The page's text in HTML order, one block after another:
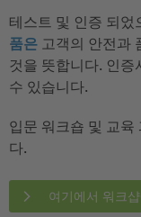
테스트 및 인증 되었
품은 고객의 안전과
것을 뜻합니다. 인
수 있습니다.
입문 워크숍 및 교육
다.
여기에서 워크